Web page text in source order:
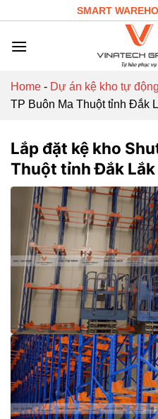
content
SMART
Home - Dự án kệ kho tự động
TP Buôn Ma Thuột tỉnh Đắk
Lắp đặt kệ kho
Thuột tỉnh Đắk Lắk